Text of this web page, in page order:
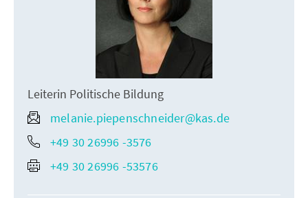
Leiterin Politische Bildung
melanie.piepenschneider@kas.de
+49 30 26996 -3576
+49 30 26996 -53576